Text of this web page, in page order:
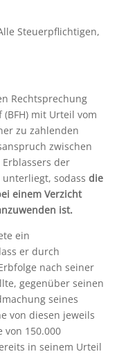
Steuerpflichtigen,
Rechtsprechung
mit Urteil vom
zu zahlenden
zwischen
der
sodass die
einem Verzicht
ist.
ein
er durch
nach seiner
gegenüber seinen
seines
von diesen jeweils
von 150.000
in seinem Urteil